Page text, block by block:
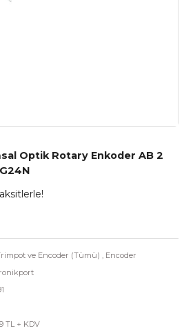
Optik Rotary Enkoder AB 2
ve Encoder (Tümü) , Encoder
TL + KDV